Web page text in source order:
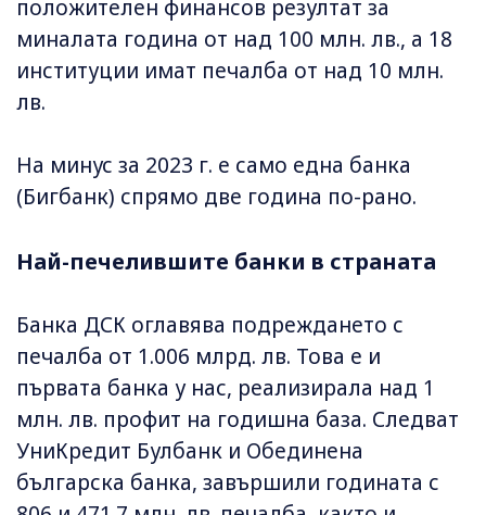
положителен финансов резултат за
миналата година от над 100 млн. лв., а 18
институции имат печалба от над 10 млн.
лв.
На минус за 2023 г. е само една банка
(Бигбанк) спрямо две година по-рано.
Най-печелившите банки в страната
Банка ДСК оглавява подреждането с
печалба от 1.006 млрд. лв. Това е и
първата банка у нас, реализирала над 1
млн. лв. профит на годишна база. Следват
УниКредит Булбанк и Обединена
българска банка, завършили годината с